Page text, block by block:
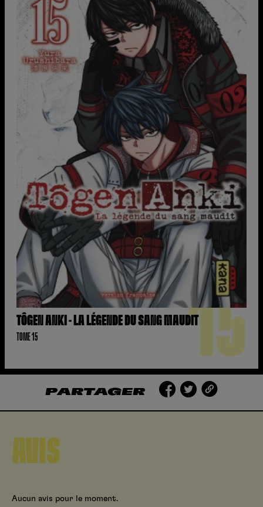
TÔGEN ANKI - LA LÉGENDE DU SANG MAUDIT
TOME 15 15
PARTAGER
AVIS
Aucun avis pour le moment.